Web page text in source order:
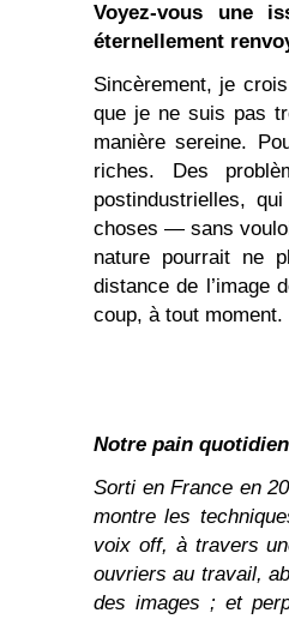
Voyez-vous une
éternellement
Sincèrement, je
que je ne suis pas
manière sereine.
riches. Des
postindustrielles,
choses — sans
nature pourrait ne
distance de l’image
coup, à tout moment.
Notre pain quotidien
Sorti en France en
montre les
voix off, à travers
ouvriers au travail,
des images ; et